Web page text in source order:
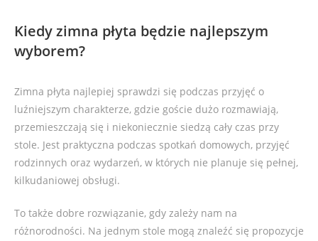
Kiedy zimna płyta będzie najlepszym
wyborem?
Zimna płyta najlepiej sprawdzi się podczas przyjęć o
luźniejszym charakterze, gdzie goście dużo rozmawiają,
przemieszczają się i niekoniecznie siedzą cały czas przy
stole. Jest praktyczna podczas spotkań domowych, przyjęć
rodzinnych oraz wydarzeń, w których nie planuje się pełnej,
kilkudaniowej obsługi.
To także dobre rozwiązanie, gdy zależy nam na
różnorodności. Na jednym stole mogą znaleźć się propozycje